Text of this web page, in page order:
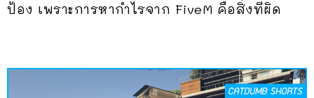
ป้อง เพราะการหากำไรจาก FiveM คือสิ่งที่ผิด